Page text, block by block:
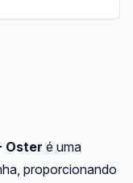
Oster é uma
proporcionando